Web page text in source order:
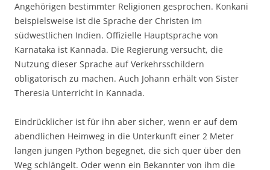
Angehörigen bestimmter Religionen gesprochen. Konkani
beispielsweise ist die Sprache der Christen im
südwestlichen Indien. Offizielle Hauptsprache von
Karnataka ist Kannada. Die Regierung versucht, die
Nutzung dieser Sprache auf Verkehrsschildern
obligatorisch zu machen. Auch Johann erhält von Sister
Theresia Unterricht in Kannada.
Eindrücklicher ist für ihn aber sicher, wenn er auf dem
abendlichen Heimweg in die Unterkunft einer 2 Meter
langen jungen Python begegnet, die sich quer über den
Weg schlängelt. Oder wenn ein Bekannter von ihm die